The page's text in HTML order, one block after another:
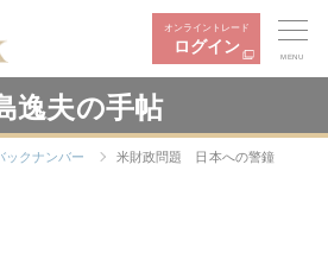
オンライントレード
ログイン
MENU
逸夫の手帖
ックナンバー 米財政問題 日本への警鐘